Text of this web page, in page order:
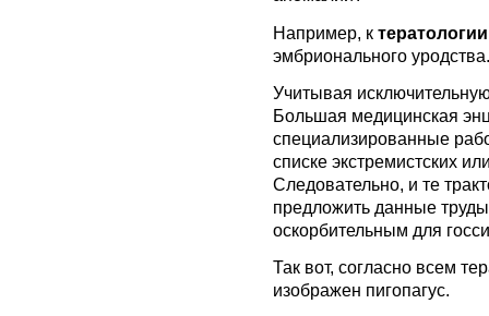
Например, к тератологии
эмбрионального уродства.
Учитывая
Большая медицинская
специализированные
списке экстремистских
Следовательно, и те
предложить данные
оскорбительным для
Так вот, согласно всем
изображен пигопагус.